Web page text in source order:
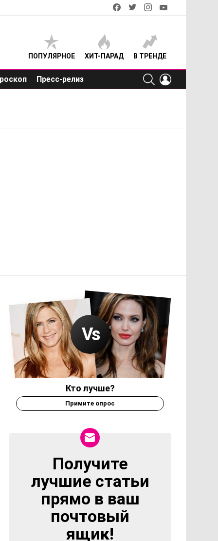
facebooktwitterinstagram
ПОПУЛЯРНОЕ ХИТ-ПАРАД В ТРЕНДЕ
Пресс-релиз
SEARCH
Кто лучше?
Примите опрос
NEWSLETTER
Получите
лучшие статьи
прямо в ваш
почтовый
ящик!